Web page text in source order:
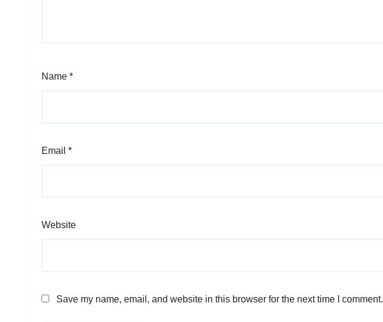
Name *
Email *
Website
Save my name, email, and website in this browser for the next time I comment.